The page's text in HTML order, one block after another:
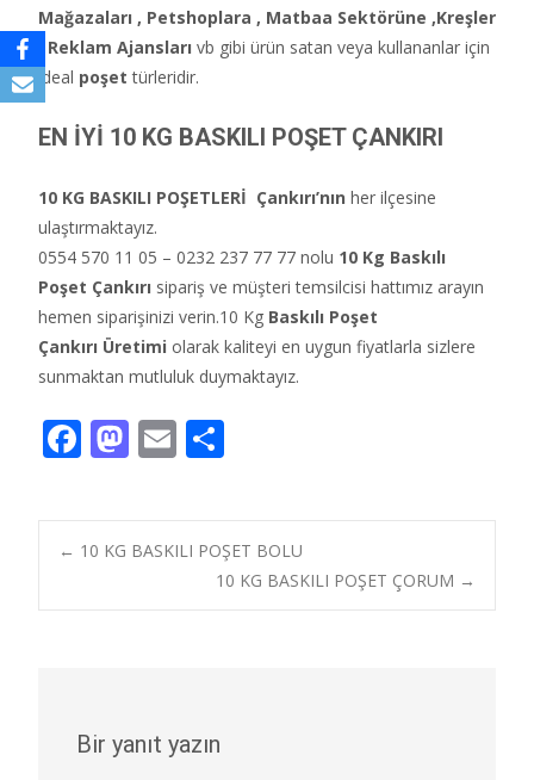
Mağazaları , Petshoplara , Matbaa Sektörüne ,Kreşler
, Reklam Ajansları vb gibi ürün satan veya kullananlar için
ideal poşet türleridir.
EN İYİ 10 KG BASKILI POŞET ÇANKIRI
10 KG BASKILI POŞETLERİ Çankırı’nın her ilçesine
ulaştırmaktayız.
0554 570 11 05 – 0232 237 77 77 nolu 10 Kg Baskılı
Poşet Çankırı sipariş ve müşteri temsilcisi hattımız arayın
hemen siparişinizi verin.10 Kg Baskılı Poşet
Çankırı Üretimi olarak kaliteyi en uygun fiyatlarla sizlere
sunmaktan mutluluk duymaktayız.
F
e
b
M
to
d
E
ai
l
ar
e
Post
← 10 KG BASKILI POŞET BOLU
10 KG BASKILI POŞET ÇORUM →
Bir yanıt yazın